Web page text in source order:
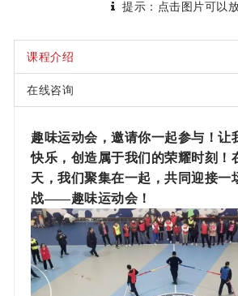
提示：点击图片可以
课程介绍
在线咨询
趣味运动会，邀请你一起参与！让
快乐，创造属于我们的荣耀时刻！
天，我们聚集在一起，共同迎接一
战——趣味运动会！